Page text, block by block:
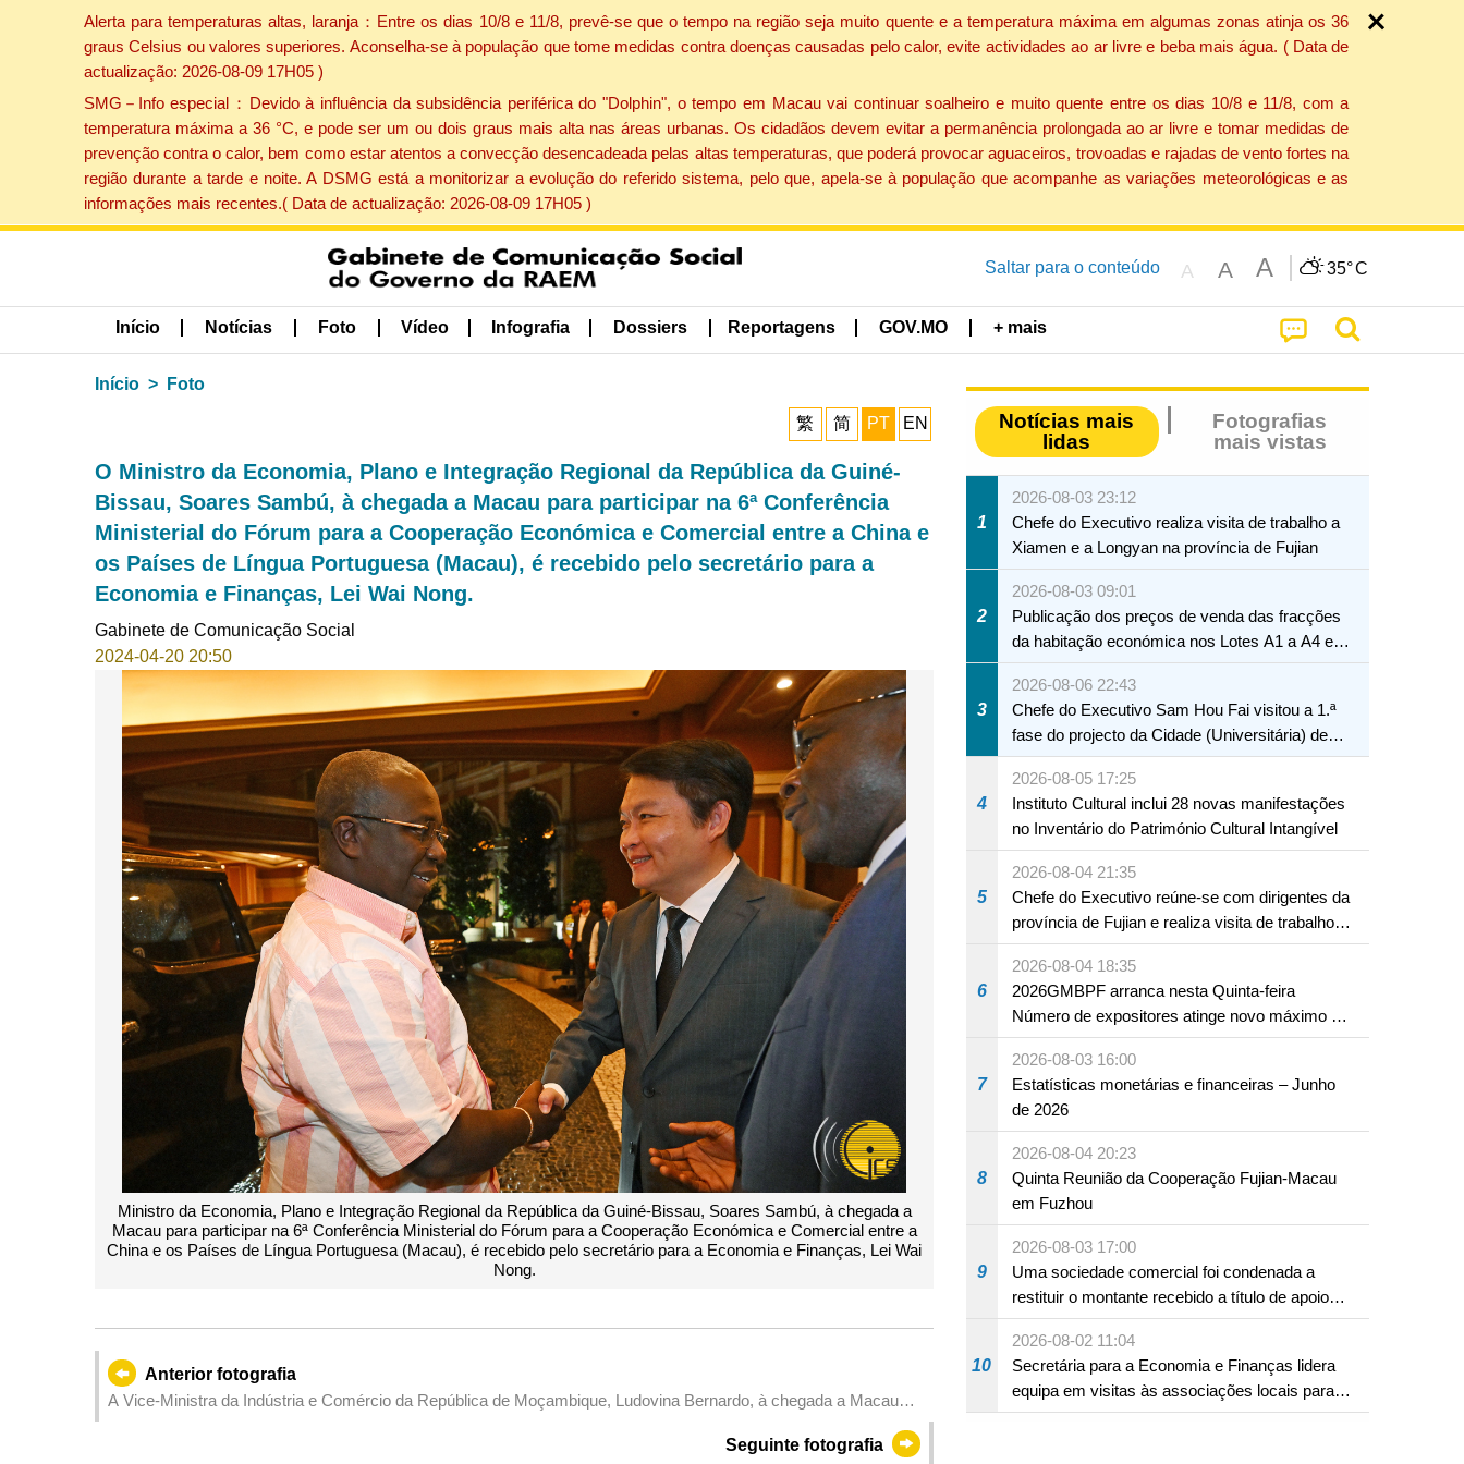
Alerta para temperaturas altas, laranja：Entre os dias 10/8 e 11/8, prevê-se que o tempo na região seja muito quente e a temperatura máxima em algumas zonas atinja os 36
graus Celsius ou valores superiores. Aconselha-se à população que tome medidas contra doenças causadas pelo calor, evite actividades ao ar livre e beba mais água. ( Data de
actualização: 2026-08-09 17H05 )
SMG－Info especial：Devido à influência da subsidência periférica do "Dolphin", o tempo em Macau vai continuar soalheiro e muito quente entre os dias 10/8 e 11/8, com a
temperatura máxima a 36 °C, e pode ser um ou dois graus mais alta nas áreas urbanas. Os cidadãos devem evitar a permanência prolongada ao ar livre e tomar medidas de
prevenção contra o calor, bem como estar atentos a convecção desencadeada pelas altas temperaturas, que poderá provocar aguaceiros, trovoadas e rajadas de vento fortes na
região durante a tarde e noite. A DSMG está a monitorizar a evolução do referido sistema, pelo que, apela-se à população que acompanhe as variações meteorológicas e as
informações mais recentes.( Data de actualização: 2026-08-09 17H05 )
Saltar para o conteúdo A A A 35°C
Início Notícias Foto Vídeo Infografia Dossiers Reportagens GOV.MO + mais
Início Foto
繁 简 PT EN
O Ministro da Economia, Plano e Integração Regional da República da Guiné-
Bissau, Soares Sambú, à chegada a Macau para participar na 6ª Conferência
Ministerial do Fórum para a Cooperação Económica e Comercial entre a China e
os Países de Língua Portuguesa (Macau), é recebido pelo secretário para a
Economia e Finanças, Lei Wai Nong.
Gabinete de Comunicação Social
2024-04-20 20:50
Ministro da Economia, Plano e Integração Regional da República da Guiné-Bissau, Soares Sambú, à chegada a
Macau para participar na 6ª Conferência Ministerial do Fórum para a Cooperação Económica e Comercial entre a
China e os Países de Língua Portuguesa (Macau), é recebido pelo secretário para a Economia e Finanças, Lei Wai
Nong.
Anterior fotografia
A Vice-Ministra da Indústria e Comércio da República de Moçambique, Ludovina Bernardo, à chegada a Macau
Seguinte fotografia
Notícias mais
lidas
Fotografias
mais vistas
1
2026-08-03 23:12
Chefe do Executivo realiza visita de trabalho a
Xiamen e a Longyan na província de Fujian
2
2026-08-03 09:01
Publicação dos preços de venda das fracções
da habitação económica nos Lotes A1 a A4 e
A12 da Zona A dos Novos Aterros
3
2026-08-06 22:43
Chefe do Executivo Sam Hou Fai visitou a 1.ª
fase do projecto da Cidade (Universitária) de
Educação Internacional de Macau e Hengqin
4
2026-08-05 17:25
Instituto Cultural inclui 28 novas manifestações
no Inventário do Património Cultural Intangível
5
2026-08-04 21:35
Chefe do Executivo reúne-se com dirigentes da
província de Fujian e realiza visita de trabalho
em Fuzhou
6
2026-08-04 18:35
2026GMBPF arranca nesta Quinta-feira
Número de expositores atinge novo máximo em
18 anos
7
2026-08-03 16:00
Estatísticas monetárias e financeiras – Junho
de 2026
8
2026-08-04 20:23
Quinta Reunião da Cooperação Fujian-Macau
em Fuzhou
9
2026-08-03 17:00
Uma sociedade comercial foi condenada a
restituir o montante recebido a título de apoio
pecuniário para combater a epidemia de 2022,
por não ter sido provado que reunia os
requisitos para a sua atribuição
10
2026-08-02 11:04
Secretária para a Economia e Finanças lidera
equipa em visitas às associações locais para
consolidar consensos e promover os trabalhos